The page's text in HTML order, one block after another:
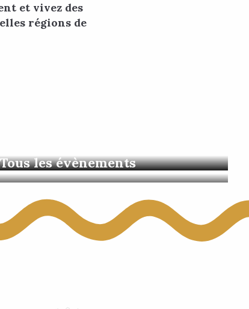
et vivez des
régions de
favoris
Tous les évènements